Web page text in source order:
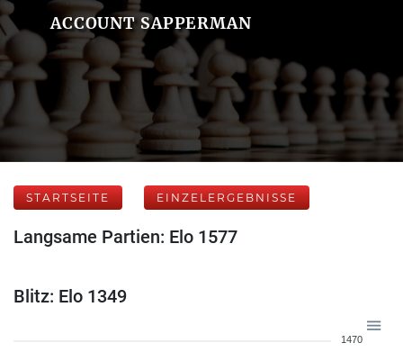
ACCOUNT SAPPERMAN
STARTSEITE EINZELERGEBNISSE
Langsame Partien: Elo 1577
Blitz: Elo 1349
1470